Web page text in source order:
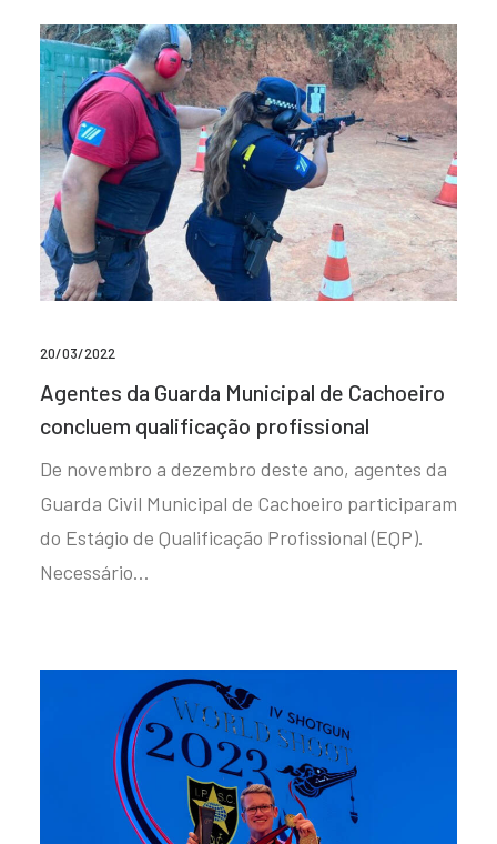
20/03/2022
Agentes da Guarda Municipal de Cachoeiro
concluem qualificação profissional
De novembro a dezembro deste ano, agentes da
Guarda Civil Municipal de Cachoeiro participaram
do Estágio de Qualificação Profissional (EQP).
Necessário…